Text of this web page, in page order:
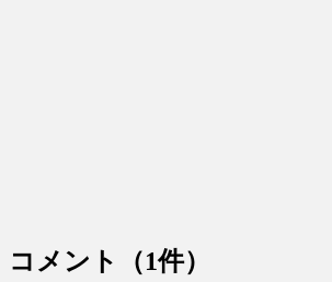
コメント （1件）